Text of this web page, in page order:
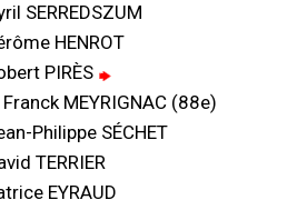
SERREDSZUM
HENROT
PIRÈS
Franck MEYRIGNAC (88e)
Philippe SÉCHET
TERRIER
EYRAUD